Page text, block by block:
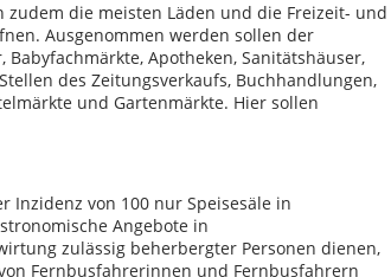
die meisten Läden und die Freizeit- und
Ausgenommen werden sollen der
Apotheken, Sanitätshäuser,
des Zeitungsverkaufs, Buchhandlungen,
und Gartenmärkte. Hier sollen
von 100 nur Speisesäle in
Angebote in
zulässig beherbergter Personen dienen,
Fernbusfahrerinnen und Fernbusfahrern